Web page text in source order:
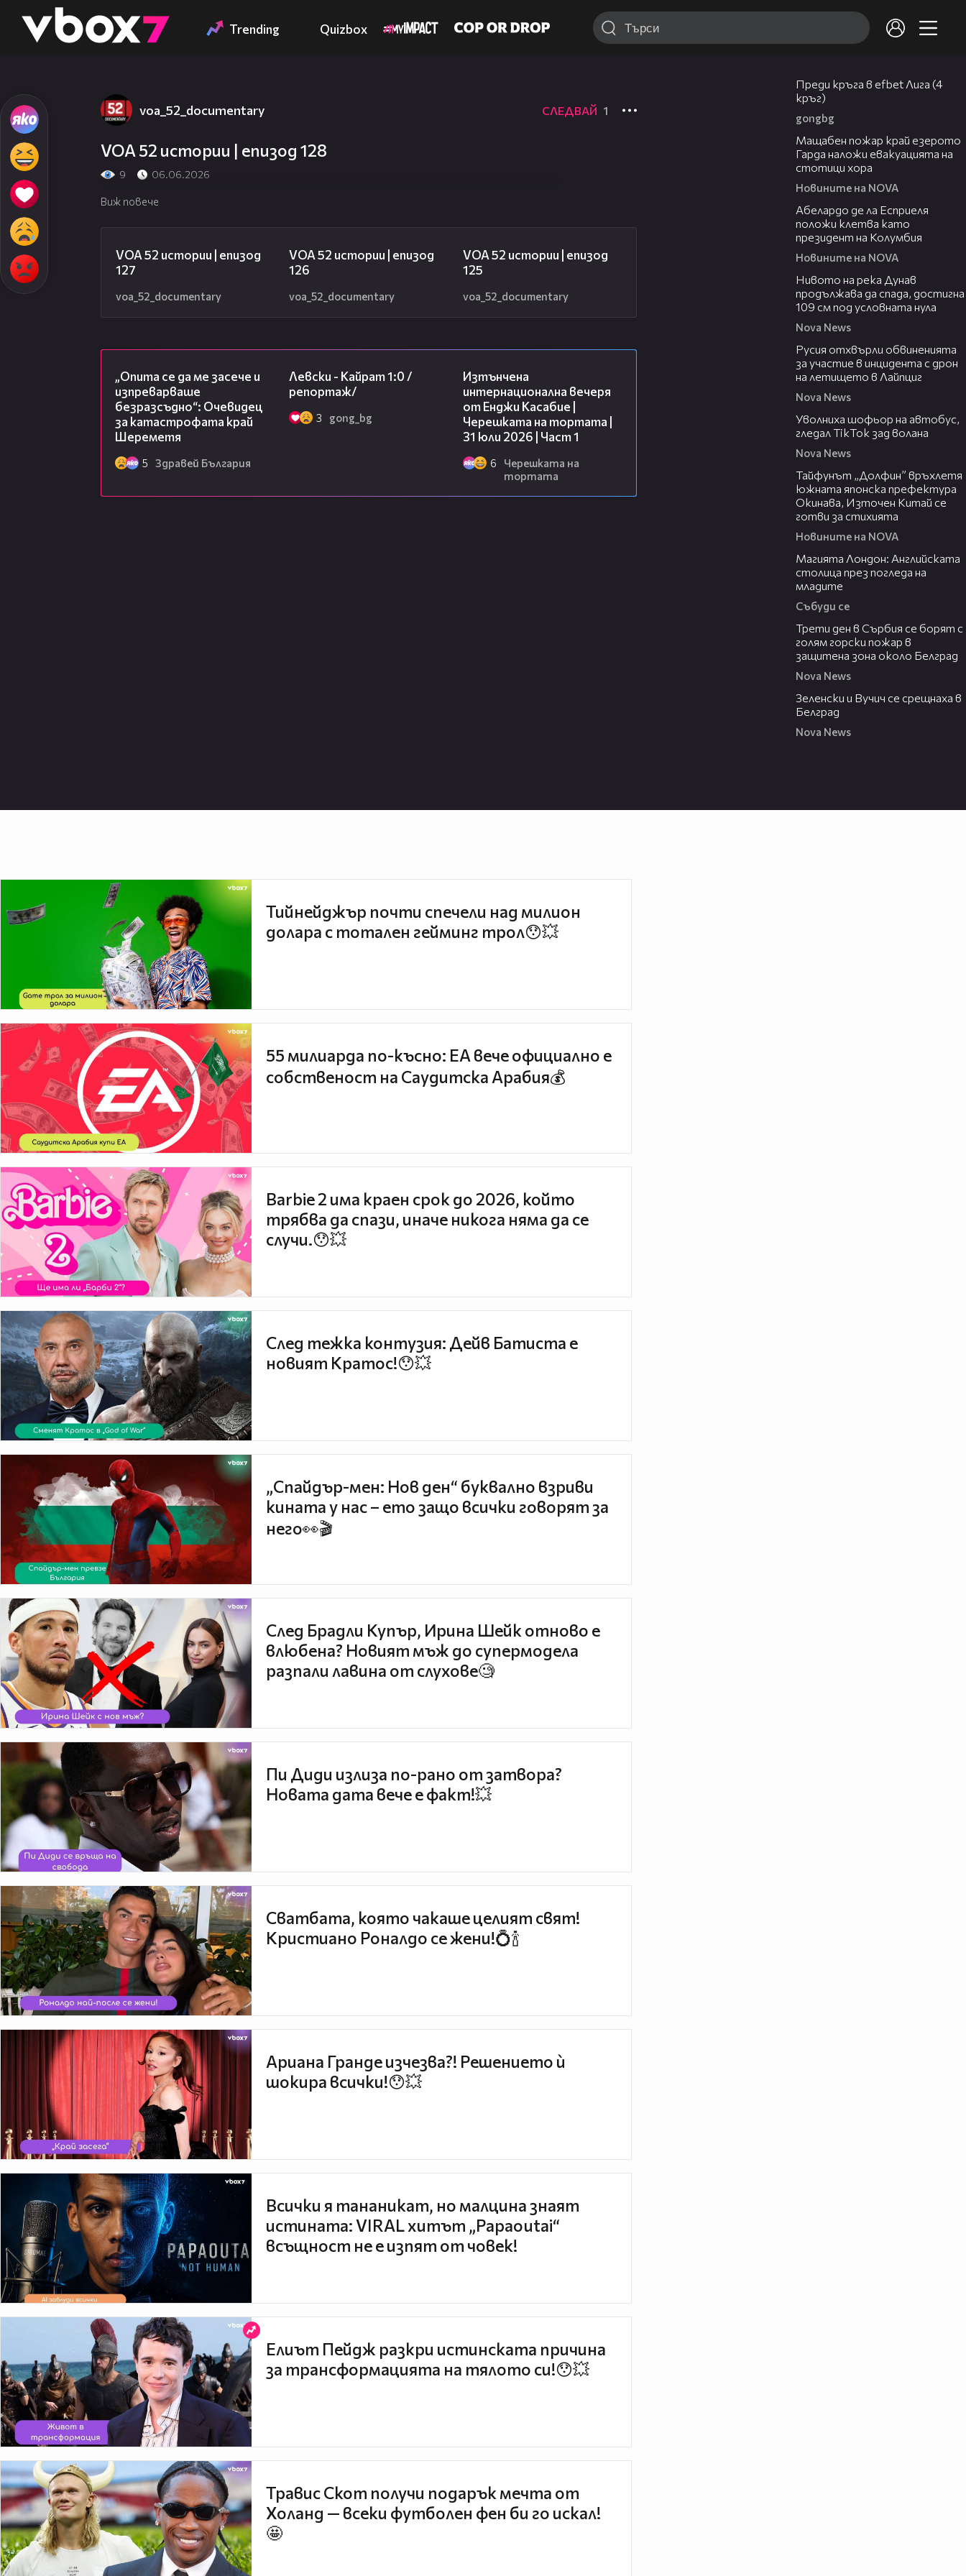
👾 Trending Quizbox
voa_52_documentary СЛЕДВАЙ 1
VOA 52 истории | епизод 128
9 06.06.2026
Виж повече
VOA 52 истории | епизод
127
voa_52_documentary
VOA 52 истории | епизод
126
voa_52_documentary
VOA 52 истории | епизод
125
voa_52_documentary
„Опита се да ме засече и
изпреварваше
безразсъдно“: Очевидец
за катастрофата край
Шереметя
5 Здравей България
Левски - Кайрат 1:0 /
репортаж/
3 gong_bg
Изтънчена
интернационална вечеря
от Енджи Касабие |
Черешката на тортата |
31 юли 2026 | Част 1
6
Черешката на
тортата
Преди кръга в efbet Лига (4
кръг)
gongbg
Мащабен пожар край езерото
Гарда наложи евакуацията на
стотици хора
Новините на NOVA
Абелардо де ла Есприеля
положи клетва като
президент на Колумбия
Новините на NOVA
Нивото на река Дунав
продължава да спада, достигна
109 см под условната нула
Nova News
Русия отхвърли обвиненията
за участие в инцидента с дрон
на летището в Лайпциг
Nova News
Уволниха шофьор на автобус,
гледал TikTok зад волана
Nova News
Тайфунът „Долфин” връхлетя
южната японска префектура
Окинава, Източен Китай се
готви за стихията
Новините на NOVA
Магията Лондон: Английската
столица през погледа на
младите
Събуди се
Трети ден в Сърбия се борят с
голям горски пожар в
защитена зона около Белград
Nova News
Зеленски и Вучич се срещнаха в
Белград
Nova News
Тийнейджър почти спечели над милион
долара с тотален гейминг трол😯💥
55 милиарда по-късно: EA вече официално е
собственост на Саудитска Арабия💰
Barbie 2 има краен срок до 2026, който
трябва да спази, иначе никога няма да се
случи.😯💥
След тежка контузия: Дейв Батиста е
новият Кратос!😯💥
„Спайдър-мен: Нов ден“ буквално взриви
кината у нас – ето защо всички говорят за
него👀🎬
След Брадли Купър, Ирина Шейк отново е
влюбена? Новият мъж до супермодела
разпали лавина от слухове🧐
Пи Диди излиза по-рано от затвора?
Новата дата вече е факт!💥
Сватбата, която чакаше целият свят!
Кристиано Роналдо се жени!💍🍾
Ариана Гранде изчезва?! Решението ѝ
шокира всички!😯💥
Всички я тананикат, но малцина знаят
истината: VIRAL хитът „Papaoutai“
всъщност не е изпят от човек!
Елиът Пейдж разкри истинската причина
за трансформацията на тялото си!😯💥
Травис Скот получи подарък мечта от
Холанд — всеки футболен фен би го искал!
🤩